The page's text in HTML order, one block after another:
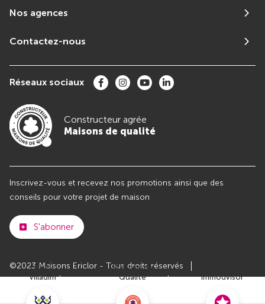
Club
Villadim
Maisons de
Qualité
Immodvisor
Nos agences
Contactez-nous
Réseaux sociaux
Constructeur agrée
Maisons de qualité
Inscrivez-vous et recevez nos promotions ainsi que des
conseils pour votre projet de maison
S'abonner
©2023 Maisons Ericlor - Tous droits réservés
Plan du site
Paramètres des cookies
Politiques de Confidentialités